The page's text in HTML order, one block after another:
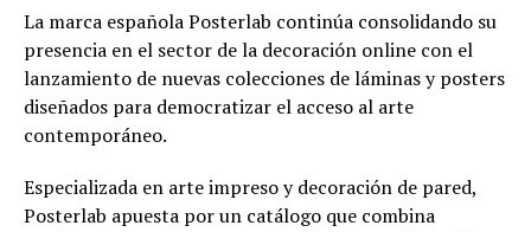
La marca española Posterlab continúa consolidando su
presencia en el sector de la decoración online con el
lanzamiento de nuevas colecciones de láminas y posters
diseñados para democratizar el acceso al arte
contemporáneo.
Especializada en arte impreso y decoración de pared,
Posterlab apuesta por un catálogo que combina